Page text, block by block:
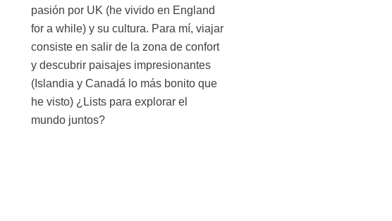
mundo juntos?